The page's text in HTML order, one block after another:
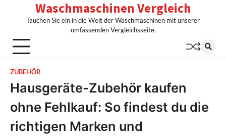
Waschmaschinen Vergleich
Tauchen Sie ein in die Welt der Waschmaschinen mit unserer
umfassenden Vergleichsseite.
ZUBEHÖR
Hausgeräte-Zubehör kaufen
ohne Fehlkauf: So findest du die
richtigen Marken und